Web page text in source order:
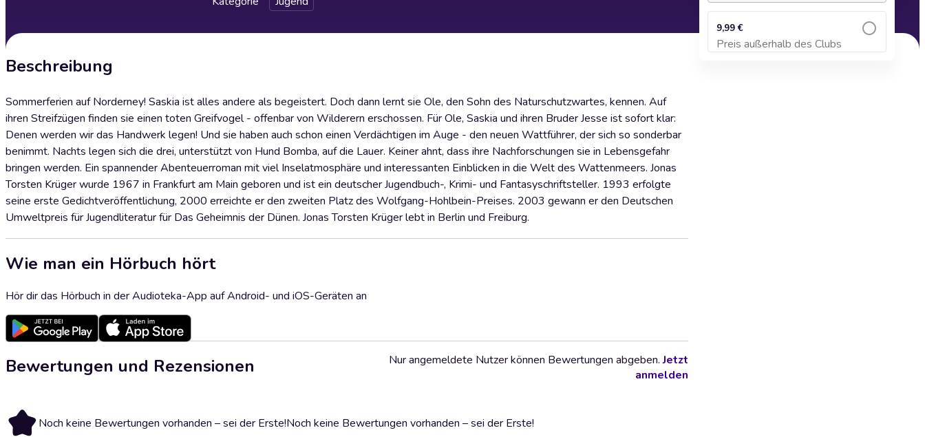
Beschreibung
Sommerferien auf Norderney! Saskia ist alles andere als begeistert. Doch dann lernt sie Ole, den Sohn des Naturschutzwartes, kennen. Auf
ihren Streifzügen finden sie einen toten Greifvogel - offenbar von Wilderern erschossen. Für Ole, Saskia und ihren Bruder Jesse ist sofort klar:
Denen werden wir das Handwerk legen! Und sie haben auch schon einen Verdächtigen im Auge - den neuen Wattführer, der sich so sonderbar
benimmt. Nachts legen sich die drei, unterstützt von Hund Bomba, auf die Lauer. Keiner ahnt, dass ihre Nachforschungen sie in Lebensgefahr
bringen werden. Ein spannender Abenteuerroman mit viel Inselatmosphäre und interessanten Einblicken in die Welt des Wattenmeers. Jonas
Torsten Krüger wurde 1967 in Frankfurt am Main geboren und ist ein deutscher Jugendbuch-, Krimi- und Fantasyschriftsteller. 1993 erfolgte
seine erste Gedichtveröffentlichung, 2000 erreichte er den zweiten Platz des Wolfgang-Hohlbein-Preises. 2003 gewann er den Deutschen
Umweltpreis für Jugendliteratur für Das Geheimnis der Dünen. Jonas Torsten Krüger lebt in Berlin und Freiburg.
Wie man ein Hörbuch hört
Hör dir das Hörbuch in der Audioteka-App auf Android- und iOS-Geräten an
Bewertungen und Rezensionen
Noch keine Bewertungen vorhanden – sei der Erste!Noch keine Bewertungen vorhanden – sei der Erste!
Nur angemeldete Nutzer können Bewertungen abgeben.Jetzt
anmelden
9,99 €
Preis außerhalb des Clubs
Zum Warenkorb hinzufügen